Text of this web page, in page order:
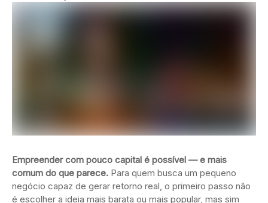
Empreender com pouco capital é possível — e mais
comum do que parece. Para quem busca um pequeno
negócio capaz de gerar retorno real, o primeiro passo não
é escolher a ideia mais barata ou mais popular, mas sim